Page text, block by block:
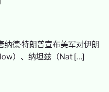
德·特朗普宣布美军对伊朗
）、纳坦兹（Nat […]